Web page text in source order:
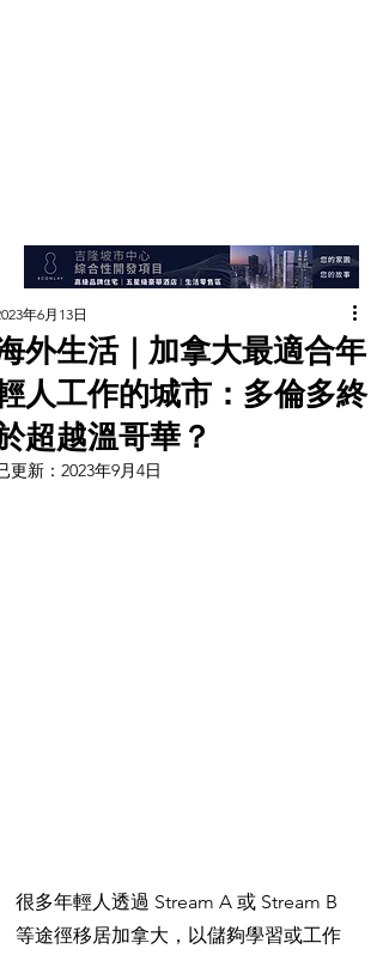
外生活｜加拿大最適合年
人工作的城市：多倫多終
超越溫哥華？
年6月13日
更新： 2023年9月4日
很多年輕人透過 Stream A 或 Stream B
等途徑移居加拿大，以儲夠學習或工作